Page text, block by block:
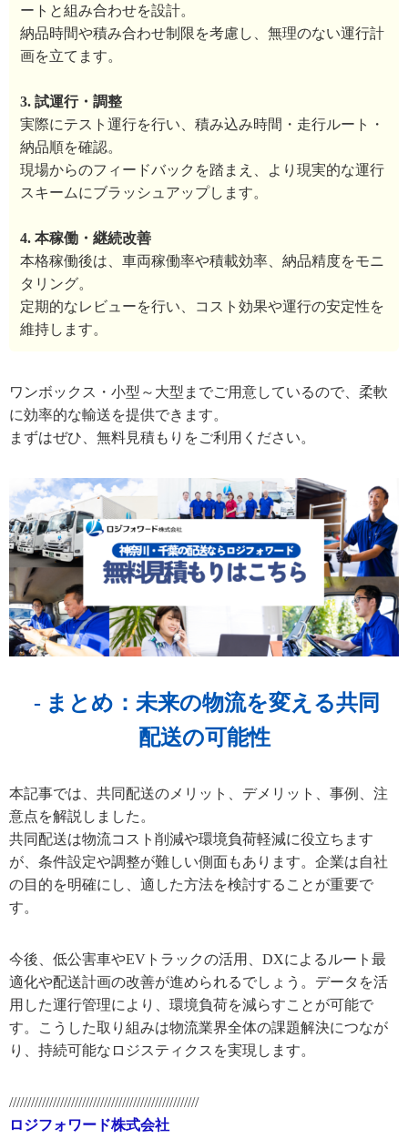
ートと組み合わせを設計。
納品時間や積み合わせ制限を考慮し、無理のない運行計
画を立てます。
3. 試運行・調整
実際にテスト運行を行い、積み込み時間・走行ルート・
納品順を確認。
現場からのフィードバックを踏まえ、より現実的な運行
スキームにブラッシュアップします。
4. 本稼働・継続改善
本格稼働後は、車両稼働率や積載効率、納品精度をモニ
タリング。
定期的なレビューを行い、コスト効果や運行の安定性を
維持します。
ワンボックス・小型～大型までご用意しているので、柔軟
に効率的な輸送を提供できます。
まずはぜひ、無料見積もりをご利用ください。
まとめ：未来の物流を変える共同
配送の可能性
本記事では、共同配送のメリット、デメリット、事例、注
意点を解説しました。
共同配送は物流コスト削減や環境負荷軽減に役立ちます
が、条件設定や調整が難しい側面もあります。企業は自社
の目的を明確にし、適した方法を検討することが重要で
す。
今後、低公害車やEVトラックの活用、DXによるルート最
適化や配送計画の改善が進められるでしょう。データを活
用した運行管理により、環境負荷を減らすことが可能で
す。こうした取り組みは物流業界全体の課題解決につなが
り、持続可能なロジスティクスを実現します。
////////////////////////////////////////////////////
ロジフォワード株式会社